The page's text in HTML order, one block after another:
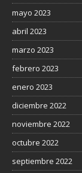
mayo 2023
abril 2023
marzo 2023
febrero 2023
enero 2023
diciembre 2022
noviembre 2022
octubre 2022
septiembre 2022